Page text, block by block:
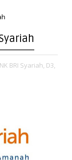
BRI Syariah, D3,